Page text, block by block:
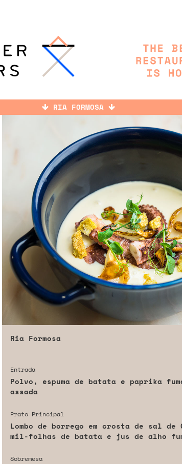
RIA FORMOSA
Ria Formosa
Entrada
Polvo, espuma de batata e paprika
assada
Prato Principal
Lombo de borrego em crosta de sal
mil-folhas de batata e jus de alho
Sobremesa